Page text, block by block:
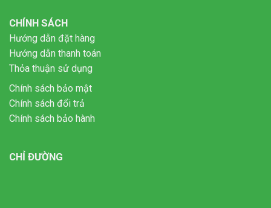
CHÍNH SÁCH
Hướng dẫn đặt hàng
Hướng dẫn thanh toán
Thỏa thuận sử dụng
Chính sách bảo mật
Chính sách đổi trả
Chính sách bảo hành
CHỈ ĐƯỜNG